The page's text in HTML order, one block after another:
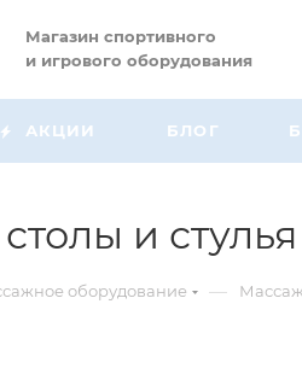
Магазин спортивного
и игрового оборудования
АКЦИИ БЛОГ
и стулья
оборудование —